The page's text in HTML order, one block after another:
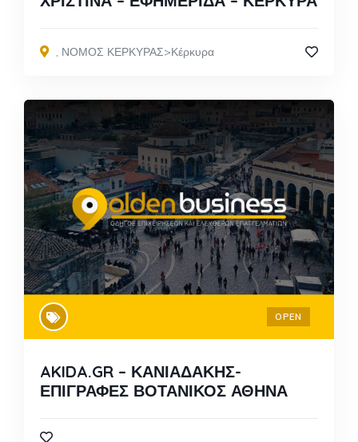
, ΝΟΜΟΣ ΚΕΡΚΥΡΑΣ>Κέρκυρα
OPEN
AKIDA.GR – ΚΑΝΙΑΔΑΚΗΣ-
ΕΠΙΓΡΑΦΕΣ ΒΟΤΑΝΙΚΟΣ ΑΘΗΝΑ